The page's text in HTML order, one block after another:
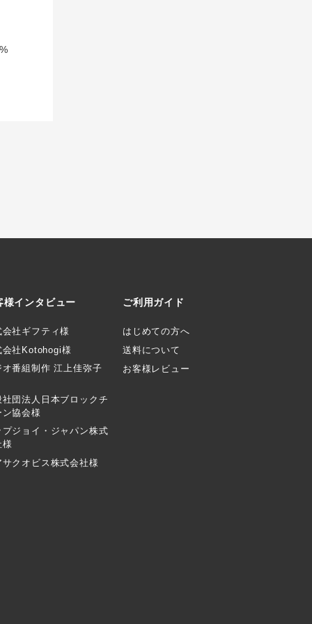
様インタビュー
会社ギフティ様
会社Kotohogi様
オ番組制作 江上佳弥子
社団法人日本ブロックチ
ン協会様
プジョイ・ジャパン株式
様
サクオビス株式会社様
ご利用ガイド
はじめての方へ
送料について
お客様レビュー